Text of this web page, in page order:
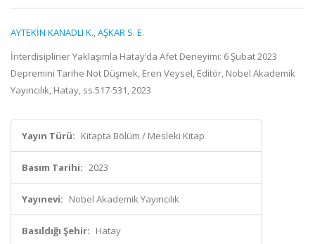
AYTEKİN KANADLI K.,AŞKAR S. E.
İnterdisipliner Yaklaşımla Hatay’da Afet Deneyimi: 6 Şubat 2023
Depremini Tarihe Not Düşmek, Eren Veysel, Editör, Nobel Akademik
Yayıncılık, Hatay, ss.517-531, 2023
Yayın Türü: Kitapta Bölüm / Mesleki Kitap
Basım Tarihi: 2023
Yayınevi: Nobel Akademik Yayıncılık
Basıldığı Şehir: Hatay